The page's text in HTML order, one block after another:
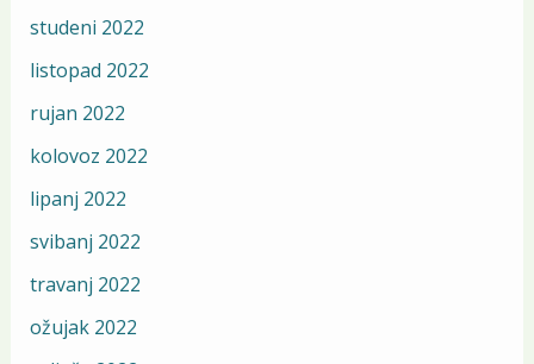
studeni 2022
listopad 2022
rujan 2022
kolovoz 2022
lipanj 2022
svibanj 2022
travanj 2022
ožujak 2022